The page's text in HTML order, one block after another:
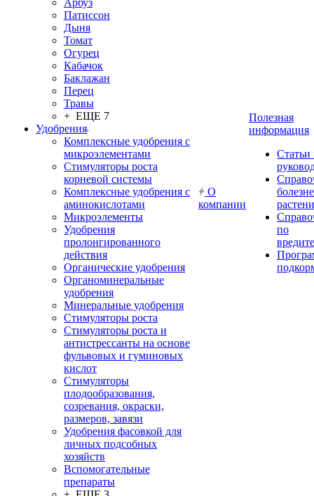
Арбуз
Патиссон
Дыня
Томат
Огурец
Кабачок
Баклажан
Перец
Травы
+ ЕЩЕ 7
Удобрения
Комплексные удобрения с
микроэлементами
Стимуляторы роста
корневой системы
Комплексные удобрения с
аминокислотами
Микроэлементы
Удобрения
пролонгированного
действия
Органические удобрения
Органоминеральные
удобрения
Минеральные удобрения
Стимуляторы роста
Стимуляторы роста и
антистрессанты на основе
фульвовых и гуминовых
кислот
Стимуляторы
плодообразования,
созревания, окраски,
размеров, завязи
Удобрения фасовкой для
личных подсобных
хозяйств
Вспомогательные
препараты
О
компании
Полезная
информация
Статьи
по